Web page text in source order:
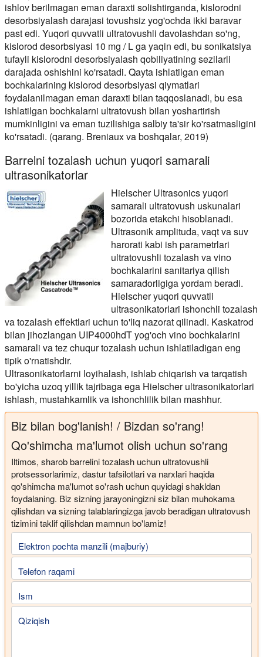
ishlov berilmagan eman daraxti solishtirganda, kislorodni
desorbsiyalash darajasi tovushsiz yog'ochda ikki baravar
past edi. Yuqori quvvatli ultratovushli davolashdan so'ng,
kislorod desorbsiyasi 10 mg / L ga yaqin edi, bu sonikatsiya
tufayli kislorodni desorbsiyalash qobiliyatining sezilarli
darajada oshishini ko'rsatadi. Qayta ishlatilgan eman
bochkalarining kislorod desorbsiyasi qiymatlari
foydalanilmagan eman daraxti bilan taqqoslanadi, bu esa
ishlatilgan bochkalarni ultratovush bilan yoshartirish
mumkinligini va eman tuzilishiga salbiy ta'sir ko'rsatmasligini
ko'rsatadi. (qarang. Breniaux va boshqalar, 2019)
Barrelni tozalash uchun yuqori samarali
ultrasonikatorlar
Hielscher Ultrasonics yuqori
samarali ultratovush uskunalari
bozorida etakchi hisoblanadi.
Ultrasonik amplituda, vaqt va suv
harorati kabi ish parametrlari
ultratovushli tozalash va vino
bochkalarini sanitariya qilish
samaradorligiga yordam beradi.
Hielscher yuqori quvvatli
ultrasonikatorlari ishonchli tozalash
va tozalash effektlari uchun to'liq nazorat qilinadi. Kaskatrod
bilan jihozlangan UIP4000hdT yog'och vino bochkalarini
samarali va tez chuqur tozalash uchun ishlatiladigan eng
tipik o'rnatishdir.
Ultrasonikatorlarni loyihalash, ishlab chiqarish va tarqatish
bo'yicha uzoq yillik tajribaga ega Hielscher ultrasonikatorlari
ishlash, mustahkamlik va ishonchlilik bilan mashhur.
Biz bilan bog'lanish! / Bizdan so'rang!
Qo'shimcha ma'lumot olish uchun so'rang
Iltimos, sharob barrelini tozalash uchun ultratovushli
protsessorlarimiz, dastur tafsilotlari va narxlari haqida
qo'shimcha ma'lumot so'rash uchun quyidagi shakldan
foydalaning. Biz sizning jarayoningizni siz bilan muhokama
qilishdan va sizning talablaringizga javob beradigan ultratovush
tizimini taklif qilishdan mamnun bo'lamiz!
Elektron pochta manzili (majburiy)
Telefon raqami
Ism
Qiziqish